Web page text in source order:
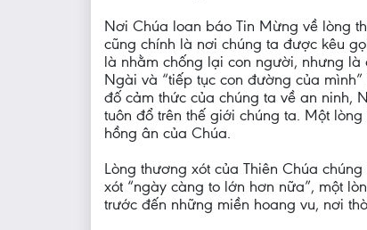
Nơi Chúa loan báo Tin Mừng về lòng
cũng chính là nơi chúng ta được kêu
là nhằm chống lại con người, nhưng là
Ngài và “tiếp tục con đường của
đố cảm thức của chúng ta về an ninh,
tuôn đổ trên thế giới chúng ta. Một
hồng ân của Chúa.
Lòng thương xót của Thiên Chúa
xót “ngày càng to lớn hơn nữa”, một
trước đến những miền hoang vu, nơi